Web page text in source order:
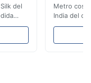
del
puede
Metro
India del
de